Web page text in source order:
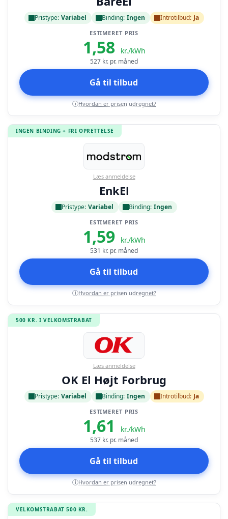
Pristype: Variabel Binding: Ingen Introtilbud: Ja
ESTIMERET PRIS
1,58 kr./kWh
527 kr. pr. måned
Gå til tilbud
i Hvordan er prisen udregnet?
INGEN BINDING + FRI OPRETTELSE
Læs anmeldelse
EnkEl
Pristype: Variabel Binding: Ingen
ESTIMERET PRIS
1,59 kr./kWh
531 kr. pr. måned
Gå til tilbud
i Hvordan er prisen udregnet?
500 KR. I VELKOMSTRABAT
Læs anmeldelse
OK El Højt Forbrug
Pristype: Variabel Binding: Ingen Introtilbud: Ja
ESTIMERET PRIS
1,61 kr./kWh
537 kr. pr. måned
Gå til tilbud
i Hvordan er prisen udregnet?
VELKOMSTRABAT 500 KR.